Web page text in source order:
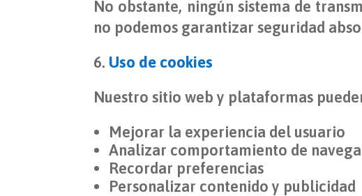
No obstante, ningún sistema de
no podemos garantizar seguridad
Uso de cookies
Nuestro sitio web y plataformas
Mejorar la experiencia del usuario
Analizar comportamiento de
Recordar preferencias
Personalizar contenido y publicidad